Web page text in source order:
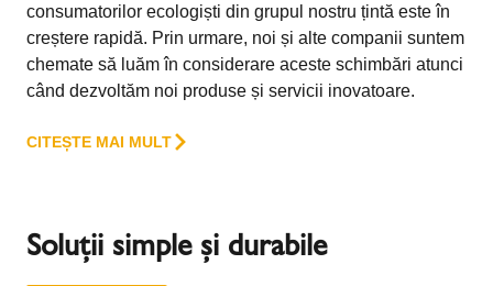
consumatorilor ecologiști din grupul nostru țintă este în
creștere rapidă. Prin urmare, noi și alte companii suntem
chemate să luăm în considerare aceste schimbări atunci
când dezvoltăm noi produse și servicii inovatoare.
CITEȘTE MAI MULT
Soluții simple și durabile